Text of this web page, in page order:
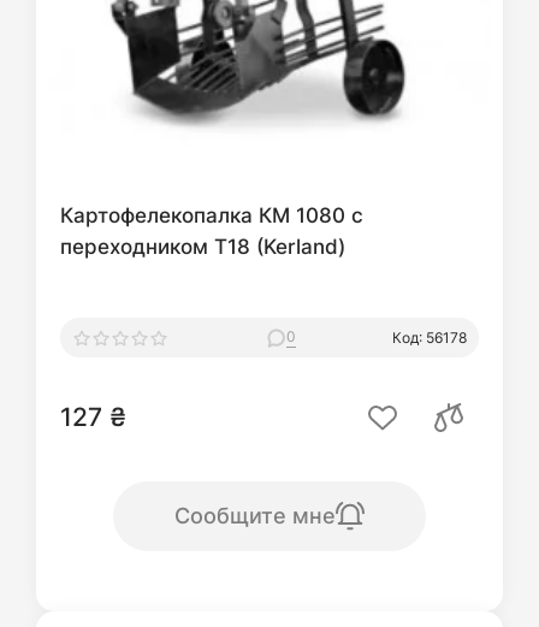
Картофелекопалка КМ 1080 с
переходником T18 (Kerland)
0 Код: 56178
127 ₴
Сообщите мне